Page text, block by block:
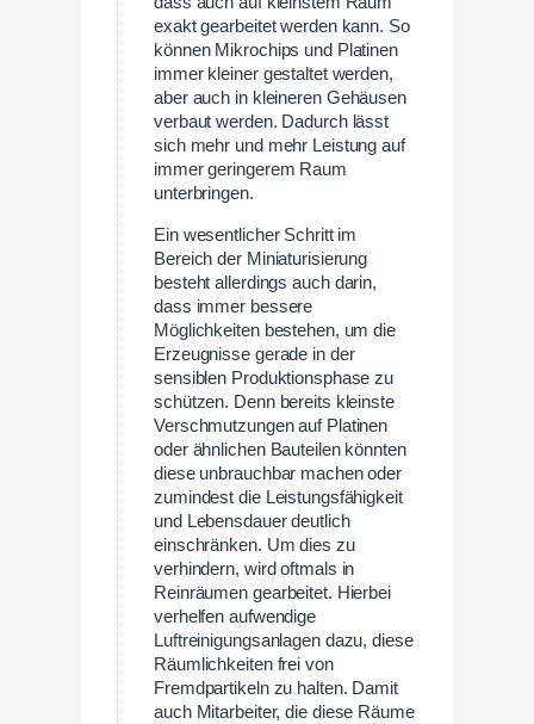
exakt gearbeitet werden kann. So
können Mikrochips und Platinen
immer kleiner gestaltet werden,
aber auch in kleineren Gehäusen
verbaut werden. Dadurch lässt
sich mehr und mehr Leistung auf
immer geringerem Raum
unterbringen.
Ein wesentlicher Schritt im
Bereich der Miniaturisierung
besteht allerdings auch darin,
dass immer bessere
Möglichkeiten bestehen, um die
Erzeugnisse gerade in der
sensiblen Produktionsphase zu
schützen. Denn bereits kleinste
Verschmutzungen auf Platinen
oder ähnlichen Bauteilen könnten
diese unbrauchbar machen oder
zumindest die Leistungsfähigkeit
und Lebensdauer deutlich
einschränken. Um dies zu
verhindern, wird oftmals in
Reinräumen gearbeitet. Hierbei
verhelfen aufwendige
Luftreinigungsanlagen dazu, diese
Räumlichkeiten frei von
Fremdpartikeln zu halten. Damit
auch Mitarbeiter, die diese Räume